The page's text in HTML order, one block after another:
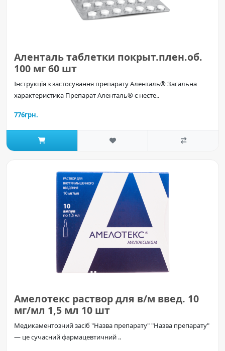
Аленталь таблетки покрыт.плен.об.
100 мг 60 шт
Інструкція з застосування препарату Аленталь® Загальна
характеристика Препарат Аленталь® є несте..
776грн.
Амелотекс раствор для в/м введ. 10
мг/мл 1,5 мл 10 шт
Медикаментозний засіб "Назва препарату" "Назва препарату"
— це сучасний фармацевтичний ..